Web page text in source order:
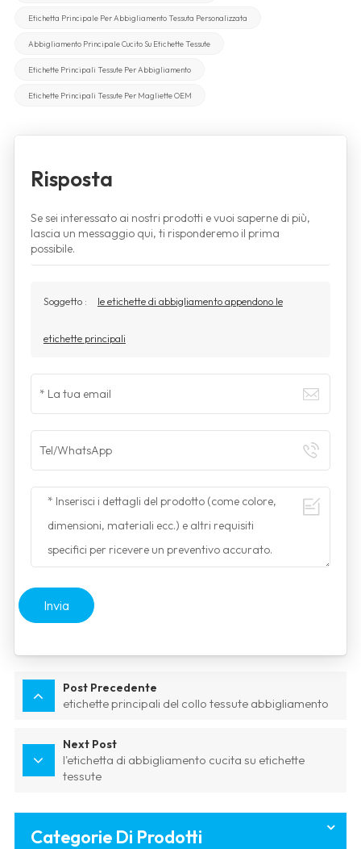
Etichetta Principale Per Abbigliamento Tessuta Personalizzata
Abbigliamento Principale Cucito Su Etichette Tessute
Etichette Principali Tessute Per Abbigliamento
Etichette Principali Tessute Per Magliette OEM
Risposta
Se sei interessato ai nostri prodotti e vuoi saperne di più,
lascia un messaggio qui, ti risponderemo il prima
possibile.
Soggetto : le etichette di abbigliamento appendono le
etichette principali
Invia
Post Precedente
etichette principali del collo tessute abbigliamento
Next Post
l'etichetta di abbigliamento cucita su etichette
tessute
Categorie Di Prodotti